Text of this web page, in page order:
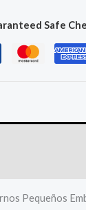
Safe
Pequeños